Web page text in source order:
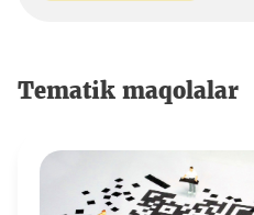
Tematik maqolalar